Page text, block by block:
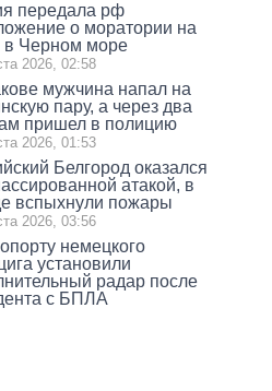
передала рф
о моратории на
в Черном море
2026, 02:58
мужчина напал на
пару, а через два
пришел в полицию
2026, 01:53
Белгород оказался
атакой, в
вспыхнули пожары
2026, 03:56
немецкого
установили
радар после
с БПЛА